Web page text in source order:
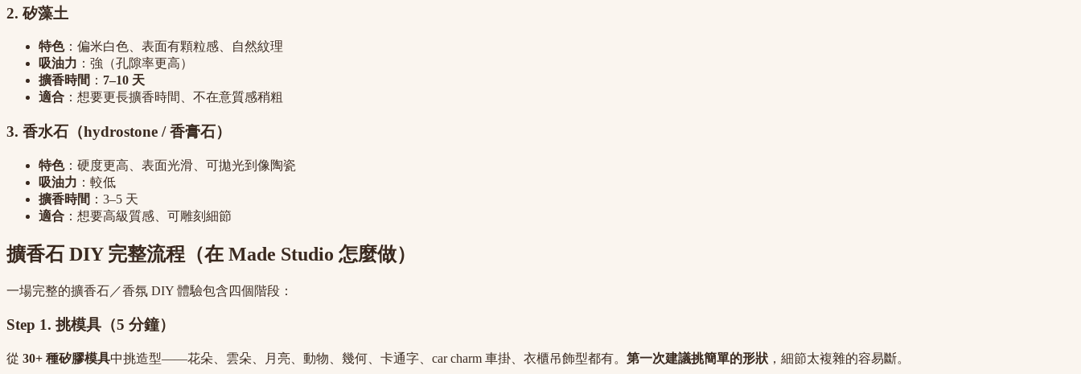
2. 矽藻土
特色：偏米白色、表面有顆粒感、自然紋理
吸油力 ：強（孔隙率更高）
擴香時間 ： 7–10 天
適合 ：想要更長擴香時間、不在意質感稍粗
3. 香水石（hydrostone / 香膏石）
特色：硬度更高、表面光滑、可拋光到像陶瓷
吸油力 ：較低
擴香時間 ：3–5 天
適合 ：想要高級質感、可雕刻細節
擴香石 DIY 完整流程（在 Made Studio 怎麼做）
一場完整的擴香石／香氛 DIY 體驗包含四個階段：
Step 1. 挑模具（5 分鐘）
從 30+ 種矽膠模具中挑造型——花朵、雲朵、月亮、動物、幾何、卡通字、car charm 車掛、衣櫃吊飾型都有。 第一次建議挑簡單的形狀 ，細節太複雜的容易斷。